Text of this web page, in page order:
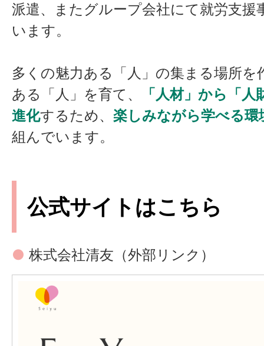
派遣、またグループ会社にて就労支援
います。
多くの魅力ある「人」の集まる場所を
ある「人」を育て、
「人材」から「
進化するため、 楽しみながら学べる環
組んでいます。
公式サイトはこちら
● 株式会社清友 （外部リンク）